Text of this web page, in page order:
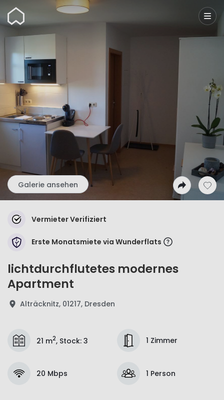
Wunderflats
Galerie ansehen
Vermieter Verifiziert
Erste Monatsmiete via Wunderflats
lichtdurchflutetes modernes
Apartment
Alträcknitz, 01217, Dresden
21 m2, Stock: 3 1 Zimmer
20 Mbps 1 Person